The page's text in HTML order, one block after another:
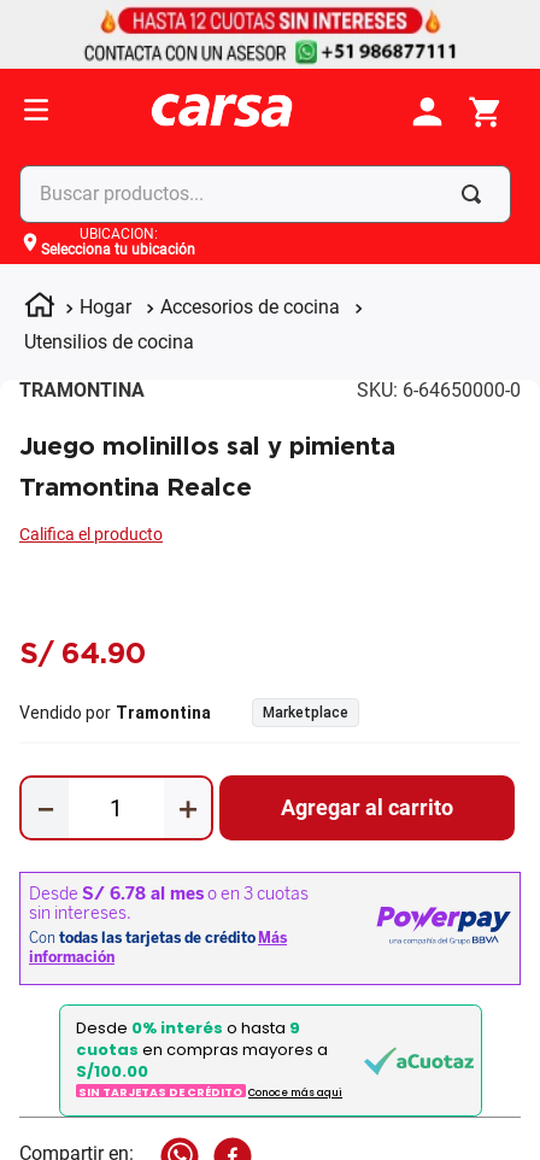
Buscar productos...
UBICACIÓN:
Selecciona tu ubicación
Hogar
Accesorios de cocina
Utensilios de cocina
TRAMONTINA SKU: 6-64650000-0
Juego molinillos sal y pimienta
Tramontina Realce
S/ 64.90
Vendido por Tramontina Marketplace
＋
－ Agregar al carrito
Desde 0% interés o hasta 9
cuotas en compras mayores a
S/100.00
SIN TARJETAS DE CRÉDITO Conoce más aqui
Términos más buscados
2.
moto
3.
laptop